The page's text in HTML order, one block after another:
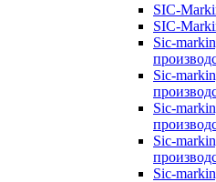
SIC-
SIC-
Sic-
Sic-
Sic-
Sic-
Sic-